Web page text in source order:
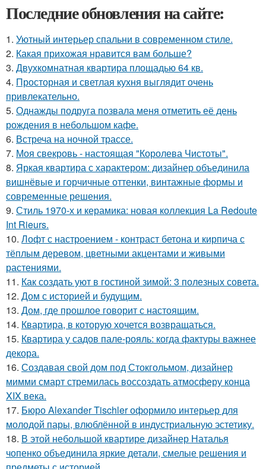
Последние обновления на сайте:
1. Уютный интерьер спальни в современном стиле.
2. Какая прихожая нравится вам больше?
3. Двухкомнатная квартира площадью 64 кв.
4. Просторная и светлая кухня выглядит очень
привлекательно.
5. Однажды подруга позвала меня отметить её день
рождения в небольшом кафе.
6. Встреча на ночной трассе.
7. Моя свекровь - настоящая "Королева Чистоты".
8. Яркая квартира с характером: дизайнер объединила
вишнёвые и горчичные оттенки, винтажные формы и
современные решения.
9. Стиль 1970-х и керамика: новая коллекция La Redoute
Int Rieurs.
10. Лофт с настроением - контраст бетона и кирпича с
тёплым деревом, цветными акцентами и живыми
растениями.
11. Как создать уют в гостиной зимой: 3 полезных совета.
12. Дом с историей и будущим.
13. Дом, где прошлое говорит с настоящим.
14. Квартира, в которую хочется возвращаться.
15. Квартира у садов пале-рояль: когда фактуры важнее
декора.
16. Создавая свой дом под Стокгольмом, дизайнер
мимми смарт стремилась воссоздать атмосферу конца
XIX века.
17. Бюро Alexander Tischler оформило интерьер для
молодой пары, влюблённой в индустриальную эстетику.
18. В этой небольшой квартире дизайнер Наталья
чопенко объединила яркие детали, смелые решения и